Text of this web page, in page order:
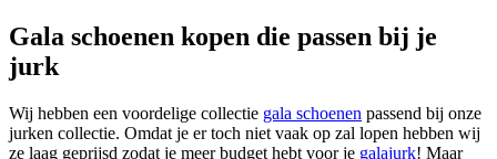
Gala schoenen kopen die passen bij je
jurk
Wij hebben een voordelige collectie gala schoenen passend bij onze
jurken collectie. Omdat je er toch niet vaak op zal lopen hebben wij
ze laag geprijsd zodat je meer budget hebt voor je galajurk! Maar